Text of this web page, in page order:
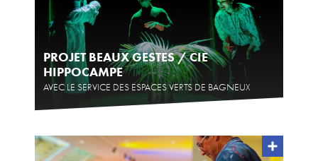
PROJET BEAUX GESTES / CIE
HIPPOCAMPE
AVEC LE SERVICE DES ESPACES VERTS DE BAGNEUX